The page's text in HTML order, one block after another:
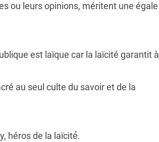
ou leurs opinions, méritent une égale
est laïque car la laïcité garantit à
au seul culte du savoir et de la
héros de la laïcité́.